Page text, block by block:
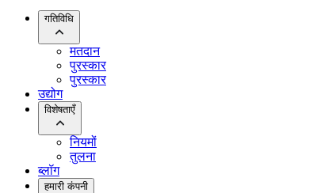
गतिविधि
मतदान
पुरस्कार
पुरस्कार
उद्योग
विशेषताएँ
नियमों
तुलना
ब्लॉग
हमारी कंपनी